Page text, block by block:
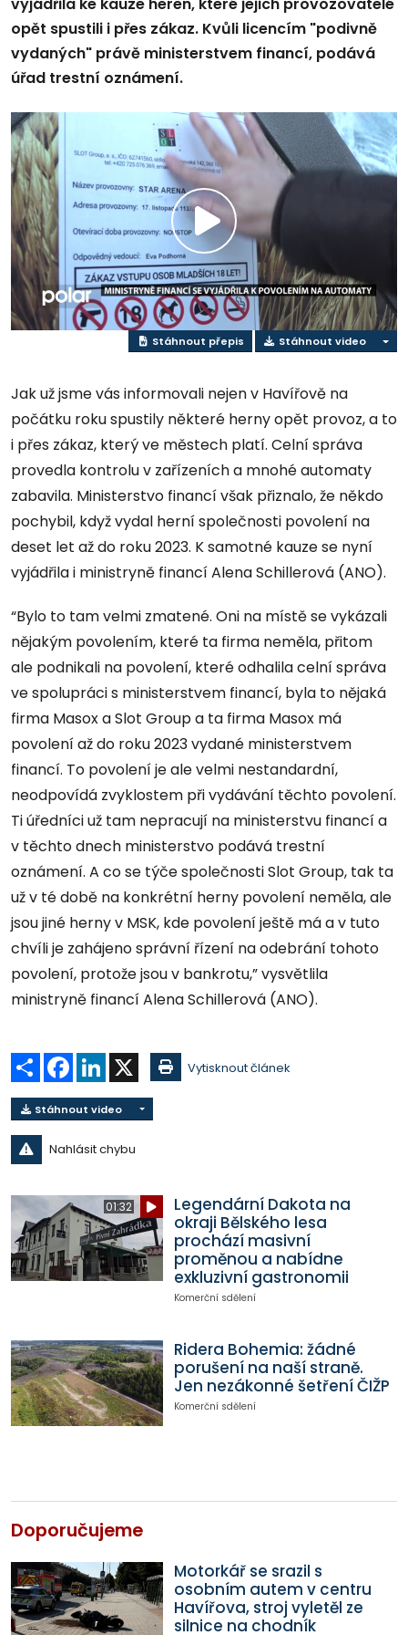
vyjádřila ke kauze heren, které jejich provozovatelé
opět spustili i přes zákaz. Kvůli licencím "podivně
vydaných" právě ministerstvem financí, podává
úřad trestní oznámení.
Přehrát
video
Stáhnout přepis Stáhnout video
Jak už jsme vás informovali nejen v Havířově na
počátku roku spustily některé herny opět provoz, a to
i přes zákaz, který ve městech platí. Celní správa
provedla kontrolu v zařízeních a mnohé automaty
zabavila. Ministerstvo financí však přiznalo, že někdo
pochybil, když vydal herní společnosti povolení na
deset let až do roku 2023. K samotné kauze se nyní
vyjádřila i ministryně financí Alena Schillerová (ANO).
“Bylo to tam velmi zmatené. Oni na místě se vykázali
nějakým povolením, které ta firma neměla, přitom
ale podnikali na povolení, které odhalila celní správa
ve spolupráci s ministerstvem financí, byla to nějaká
firma Masox a Slot Group a ta firma Masox má
povolení až do roku 2023 vydané ministerstvem
financí. To povolení je ale velmi nestandardní,
neodpovídá zvyklostem při vydávání těchto povolení.
Ti úředníci už tam nepracují na ministerstvu financí a
v těchto dnech ministerstvo podává trestní
oznámení. A co se týče společnosti Slot Group, tak ta
už v té době na konkrétní herny povolení neměla, ale
jsou jiné herny v MSK, kde povolení ještě má a v tuto
chvíli je zahájeno správní řízení na odebrání tohoto
povolení, protože jsou v bankrotu,” vysvětlila
ministryně financí Alena Schillerová (ANO).
Sdílet Facebook
LinkedIn Vytisknout článek
Stáhnout video
Nahlásit chybu
01:32
Legendární Dakota na
okraji Bělského lesa
prochází masivní
proměnou a nabídne
exkluzivní gastronomii
Komerční sdělení
Ridera Bohemia: žádné
porušení na naší straně.
Jen nezákonné šetření ČIŽP
Komerční sdělení
Doporučujeme
Motorkář se srazil s
osobním autem v centru
Havířova, stroj vyletěl ze
silnice na chodník